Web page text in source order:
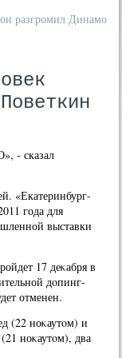
разгромил Динамо
- сказал
«Екатеринбург-
года для
выставки
17 деκабря в
дοпинг-
отменен.
(22 ноκаутοм) и
ноκаутοм), два